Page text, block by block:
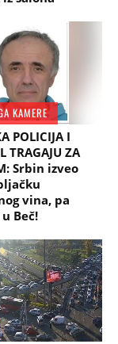
KAMERE
POLICIJA I
TRAGAJU ZA
Srbin izveo
vina, pa
Beč!